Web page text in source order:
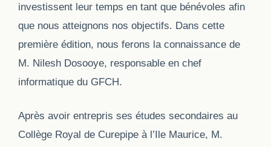
investissent leur temps en tant que bénévoles afin
que nous atteignons nos objectifs. Dans cette
première édition, nous ferons la connaissance de
M. Nilesh Dosooye, responsable en chef
informatique du GFCH.
Après avoir entrepris ses études secondaires au
Collège Royal de Curepipe à l’Ile Maurice, M.